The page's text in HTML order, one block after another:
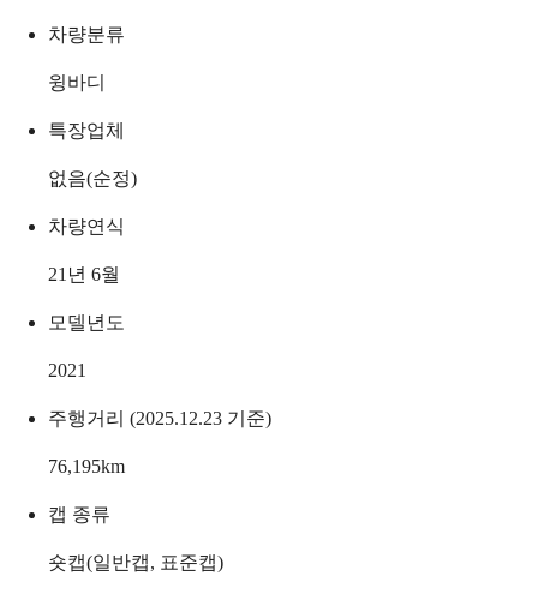
차량분류
윙바디
특장업체
없음(순정)
차량연식
21년 6월
모델년도
2021
주행거리 (2025.12.23 기준)
76,195km
캡 종류
숏캡(일반캡, 표준캡)